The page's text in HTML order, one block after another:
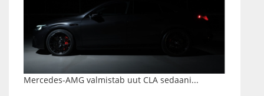
Mercedes-AMG valmistab uut CLA sedaani...